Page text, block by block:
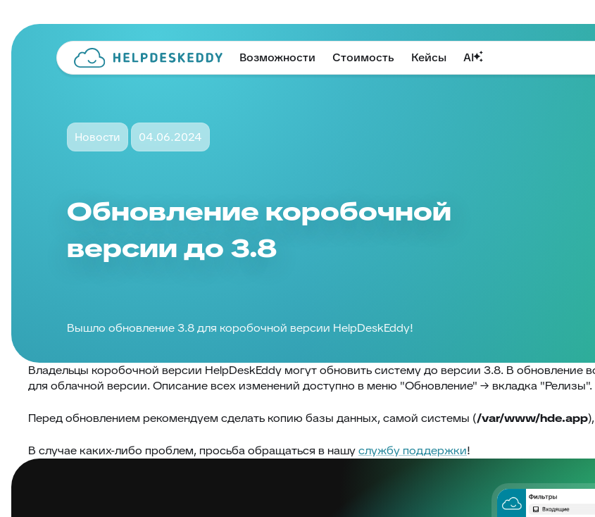
Возможности Стоимость Кейсы AI
Новости 04.06.2024
Обновление коробочной
версии до 3.8
Вышло обновление 3.8 для коробочной версии HelpDeskEddy!
Владельцы коробочной версии HelpDeskEddy могут обновить систему до версии 3.8. В обновление
для облачной версии. Описание всех изменений доступно в меню "Обновление" → вкладка "Релизы".
Перед обновлением рекомендуем сделать копию базы данных, самой системы (/var/www/hde.app
В случае каких-либо проблем, просьба обращаться в нашуслужбу поддержки!